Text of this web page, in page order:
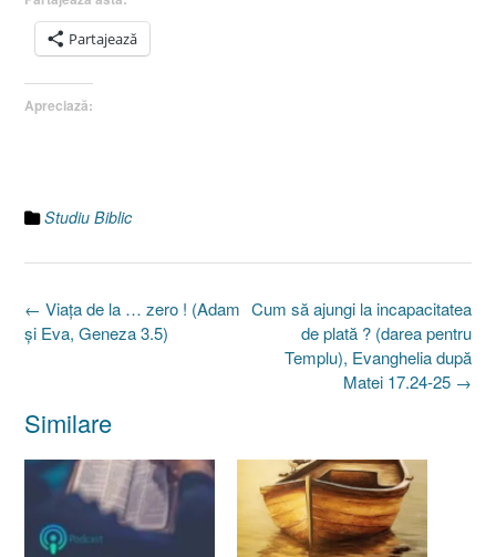
Partajează
Apreciază:
Studiu Biblic
Post
navigation
Cum să ajungi la incapacitatea
de plată ? (darea pentru
Templu), Evanghelia după
Matei 17.24-25 →
← Viaţa de la … zero ! (Adam
şi Eva, Geneza 3.5)
Similare